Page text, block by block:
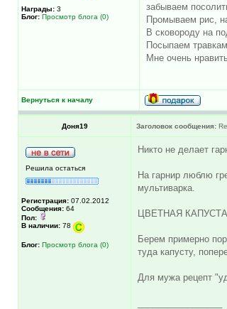
Награды: 3
Блог: Просмотр блога (0)
забываем
Промываем рис,
В сковороду на
Посыпаем
Мне очень
Вернуться к началу
Доня19 Заголовок сообщения:
Решила остаться
Регистрация: 07.02.2012
Сообщения: 64
Пол:
В наличии: 78
Блог: Просмотр блога (0)
Никто не делает
На гарнир люблю
мультиварка.
ЦВЕТНАЯ КАПУСТА
Берем примерно
туда капусту,
Для мужа рецепт